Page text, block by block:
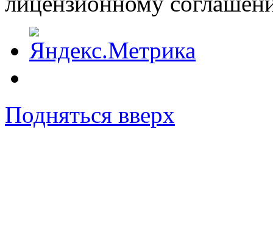
Подняться вверх